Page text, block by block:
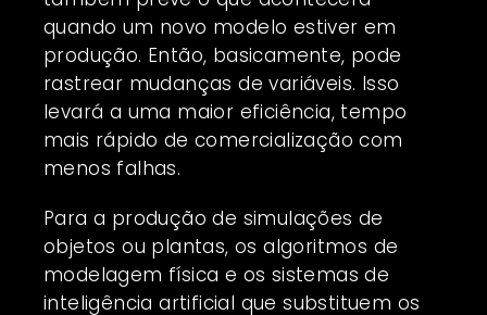
quando um novo modelo estiver em
produção. Então, basicamente, pode
rastrear mudanças de variáveis. Isso
levará a uma maior eficiência, tempo
mais rápido de comercialização com
menos falhas.
Para a produção de simulações de
objetos ou plantas, os algoritmos de
modelagem física e os sistemas de
inteligência artificial que substituem os